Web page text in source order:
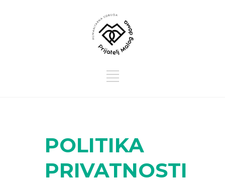
POLITIKA
PRIVATNOSTI